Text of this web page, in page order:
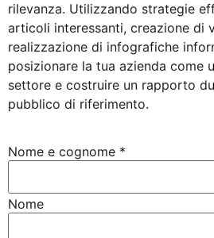
rilevanza. Utilizzando strategie
articoli interessanti, creazione di
realizzazione di infografiche
posizionare la tua azienda come
settore e costruire un rapporto
pubblico di riferimento.
Nome e cognome *
Nome